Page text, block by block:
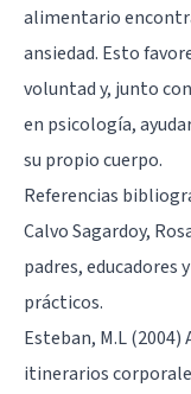
alimentario
ansiedad. Esto
voluntad y, junto
en psicología,
su propio cuerpo.
Referencias
Calvo Sagardoy,
padres, educadores
prácticos.
Esteban, M.L
itinerarios